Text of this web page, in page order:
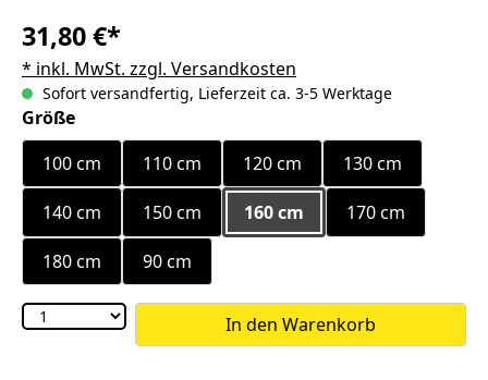
31,80 €*
* inkl. MwSt. zzgl. Versandkosten
Sofort versandfertig, Lieferzeit ca. 3-5 Werktage
Größeauswählen
100 cm
110 cm 120 cm 130 cm
140 cm 150 cm 160 cm 170 cm
180 cm 90 cm
In den Warenkorb